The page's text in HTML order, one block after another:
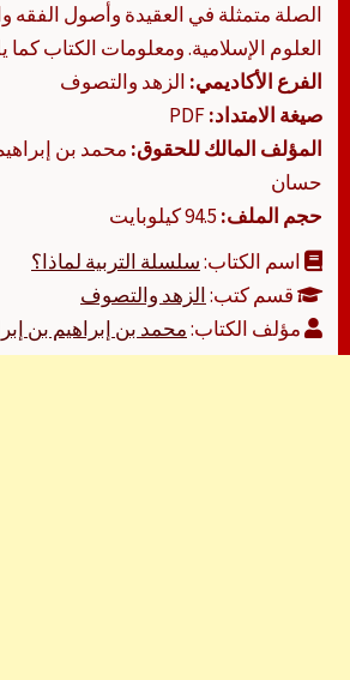
الصلة متمثلة في العقيدة وأصول الفقه
العلوم الإسلامية. ومعلومات الكتاب كما
الفرع الأكاديمي: الزهد والتصوف
صيغة الامتداد:
المؤلف المالك للحقوق: محمد بن
حسان
حجم الملف:
اسم الكتاب:سلسلة التربية لماذا؟
قسم كتب:الزهد والتصوف
مؤلف الكتاب:محمد بن إبراهيم بن